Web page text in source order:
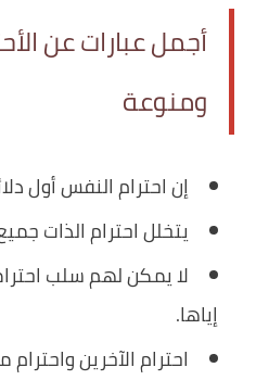
أجمل عبارات عن
ومنوعة
إن احترام النفس أول
يتخلل احترام الذات
لا يمكن لهم سلب
إياها.
احترام الآخرين